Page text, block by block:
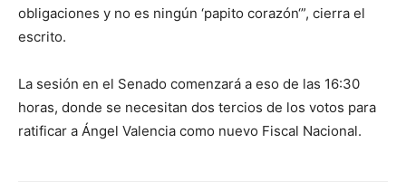
obligaciones y no es ningún ‘papito corazón‘”, cierra el
escrito.
La sesión en el Senado comenzará a eso de las 16:30
horas, donde se necesitan dos tercios de los votos para
ratificar a Ángel Valencia como nuevo Fiscal Nacional.